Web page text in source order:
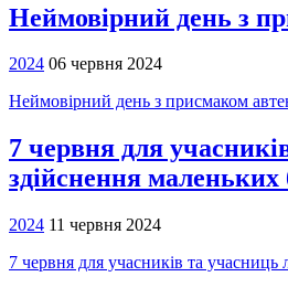
Неймовірний день з
2024 06 червня 2024
Неймовірний день з присмаком
7 червня для
здійснення
2024 11 червня 2024
7 червня для учасників та